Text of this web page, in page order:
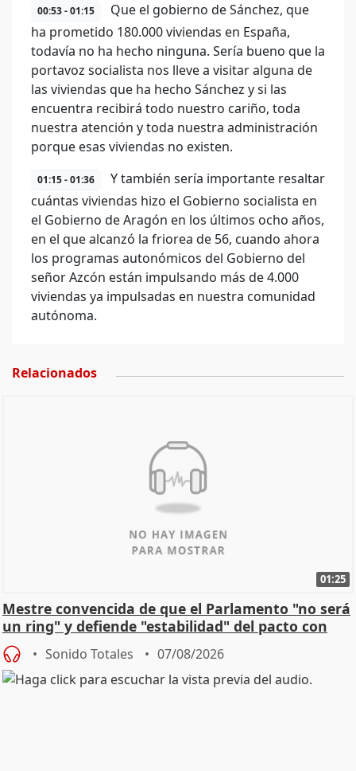
00:53 - 01:15
Que el gobierno de Sánchez, que
ha prometido 180.000 viviendas en España,
todavía no ha hecho ninguna. Sería bueno que la
portavoz socialista nos lleve a visitar alguna de
las viviendas que ha hecho Sánchez y si las
encuentra recibirá todo nuestro cariño, toda
nuestra atención y toda nuestra administración
porque esas viviendas no existen.
01:15 - 01:36
Y también sería importante resaltar
cuántas viviendas hizo el Gobierno socialista en
el Gobierno de Aragón en los últimos ocho años,
en el que alcanzó la friorea de 56, cuando ahora
los programas autonómicos del Gobierno del
señor Azcón están impulsando más de 4.000
viviendas ya impulsadas en nuestra comunidad
autónoma.
Relacionados
01:25
Mestre convencida de que el Parlamento "no será
un ring" y defiende "estabilidad" del pacto con
Vox
Sonido Totales 07/08/2026